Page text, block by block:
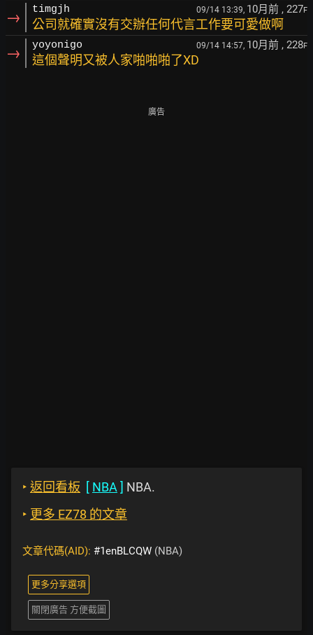
→ timgjh 09/14 13:39, 10月前 , 227F
公司就確實沒有交辦任何代言工作要可愛做啊
→ yoyonigo 09/14 14:57, 10月前 , 228F
這個聲明又被人家啪啪啪了XD
廣告
‣ 返回看板 [ NBA] NBA.
‣ 更多 EZ78 的文章
文章代碼(AID): #1enBLCQW (NBA)
更多分享選項
關閉廣告 方便截圖